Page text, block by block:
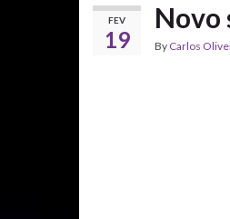
FEV
19
Novo
By Carlos